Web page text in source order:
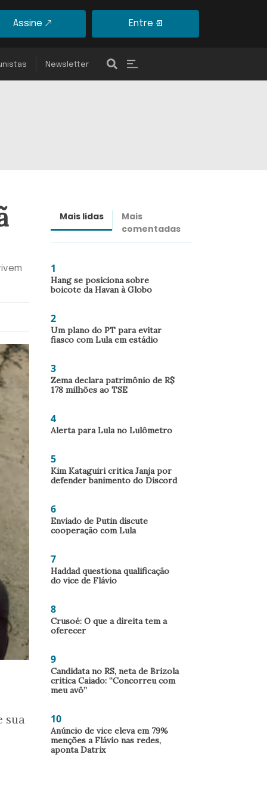
Assine Entre
Newsletter
sua
Mais lidas
Mais
comentadas
1
Hang se posiciona sobre
boicote da Havan à Globo
2
Um plano do PT para evitar
fiasco com Lula em estádio
3
Zema declara patrimônio de R$
178 milhões ao TSE
4
Alerta para Lula no Lulômetro
5
Kim Kataguiri critica Janja por
defender banimento do Discord
6
Enviado de Putin discute
cooperação com Lula
7
Haddad questiona qualificação
do vice de Flávio
8
Crusoé: O que a direita tem a
oferecer
9
Candidata no RS, neta de Brizola
critica Caiado: “Concorreu com
meu avô”
10
Anúncio de vice eleva em 79%
menções a Flávio nas redes,
aponta Datrix